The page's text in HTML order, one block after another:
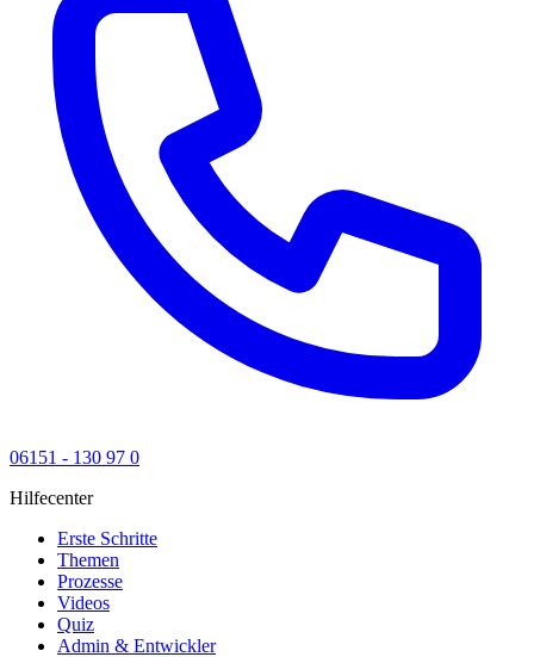
06151 - 130 97 0
Hilfecenter
Erste Schritte
Themen
Prozesse
Videos
Quiz
Admin & Entwickler